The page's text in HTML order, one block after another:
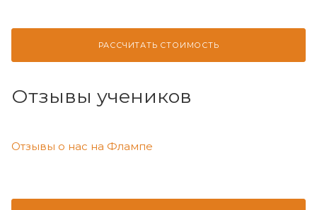
РАССЧИТАТЬ СТОИМОСТЬ
Отзывы учеников
Отзывы о нас на Флампе